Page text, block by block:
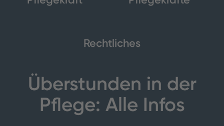
Rechtliches
Überstunden in der
Pflege: Alle Infos